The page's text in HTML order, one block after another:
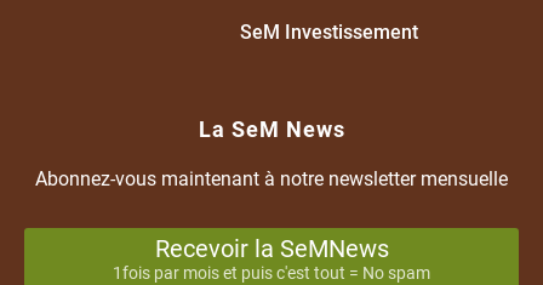
SeM Investissement
La SeM News
Abonnez-vous maintenant à notre newsletter mensuelle
Recevoir la SeMNews
1fois par mois et puis c'est tout = No spam